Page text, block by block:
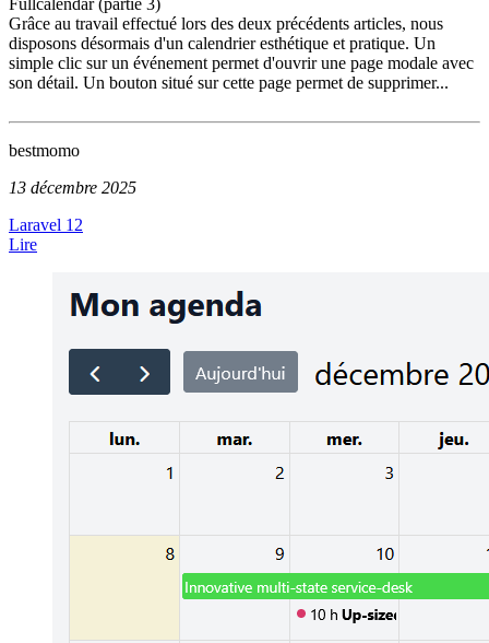
Fullcalendar (partie 3)
Grâce au travail effectué lors des deux précédents articles, nous
disposons désormais d'un calendrier esthétique et pratique. Un
simple clic sur un événement permet d'ouvrir une page modale avec
son détail. Un bouton situé sur cette page permet de supprimer...
bestmomo
13 décembre 2025
Laravel 12
Lire